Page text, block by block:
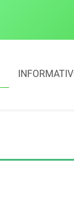
Cobrança